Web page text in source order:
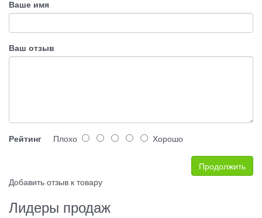
Ваше имя
Ваш отзыв
Рейтинг Плохо Хорошо
Продолжить
Добавить отзыв к товару
Лидеры продаж